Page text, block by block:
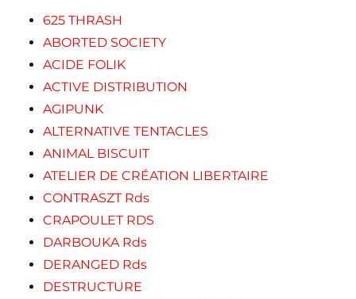
625 THRASH
ABORTED SOCIETY
ACIDE FOLIK
ACTIVE DISTRIBUTION
AGIPUNK
ALTERNATIVE TENTACLES
ANIMAL BISCUIT
ATELIER DE CRÉATION LIBERTAIRE
CONTRASZT Rds
CRAPOULET RDS
DARBOUKA Rds
DERANGED Rds
DESTRUCTURE